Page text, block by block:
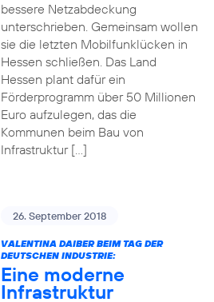
bessere Netzabdeckung
unterschrieben. Gemeinsam wollen
sie die letzten Mobilfunklücken in
Hessen schließen. Das Land
Hessen plant dafür ein
Förderprogramm über 50 Millionen
Euro aufzulegen, das die
Kommunen beim Bau von
Infrastruktur […]
26. September 2018
VALENTINA DAIBER BEIM TAG DER
DEUTSCHEN INDUSTRIE:
Eine moderne
Infrastruktur